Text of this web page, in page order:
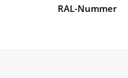
RAL-Nummer